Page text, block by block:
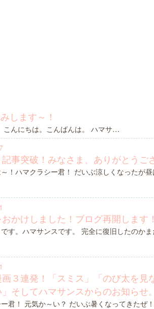
します～！
こんにちは。こんばんは。 ハマサ…
記事突破！みなさま、ありがとうご
！ハマクラシー君！ だいぶ涼しくなったが
かけしました！ブログ再開します！
す。ハマサンスです。 完全に復旧したのか
画３連発！「スミス」「のび太を見
そしてハマサンスからのお知らせ。
君！ 元気か～い？ だいぶ暑くなってきたぜ